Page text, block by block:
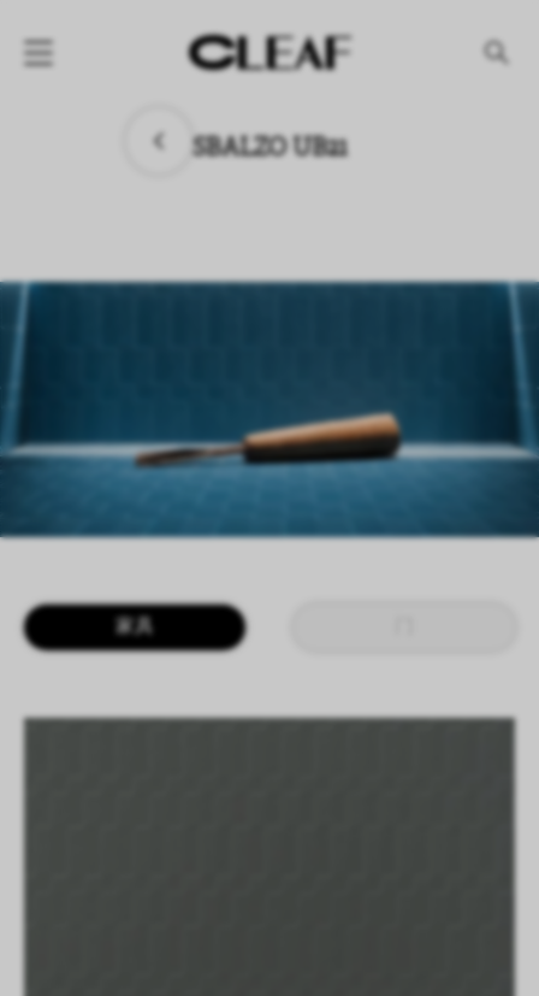
公司
SHAPING SURFACES
SBALZO UB21
家具